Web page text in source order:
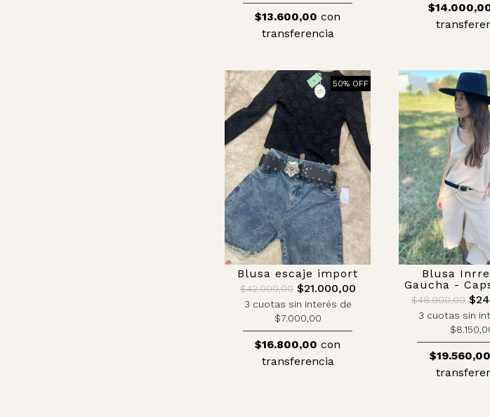
$13.600,00 con
transferencia
50% OFF
Blusa escaje import
$42.000,00$21.000,00
3 cuotas sin interés de
$7.000,00
$16.800,00 con
transferencia
Blusa
Gaucha -
$48.900,00
3 cuotas sin
$19.560,00